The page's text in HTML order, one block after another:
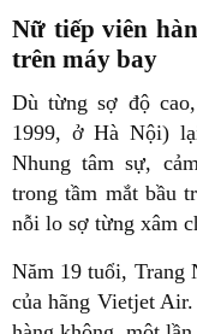
Nữ tiếp viên
trên máy bay
Dù từng sợ độ
1999, ở Hà Nội)
Nhung tâm sự,
trong tầm mắt bầu
nỗi lo sợ từng xâm
Năm 19 tuổi, Trang
của hãng Vietjet